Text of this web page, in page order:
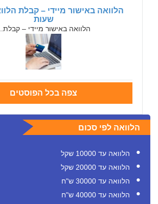
שעות
הלוואה באישור מיידי – קבלת...
צפה בכל הפוסטים
הלוואה לפי סכום
הלוואה עד 10000 שקל
הלוואה עד 20000 שקל
הלוואה עד 30000 ש"ח
הלוואה עד 40000 ש"ח